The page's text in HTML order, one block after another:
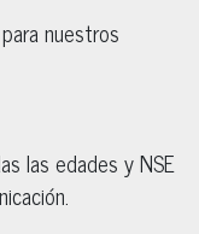
nuestros
las edades y NSE